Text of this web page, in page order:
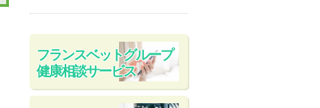
フランスベットグループ
健康相談サービス